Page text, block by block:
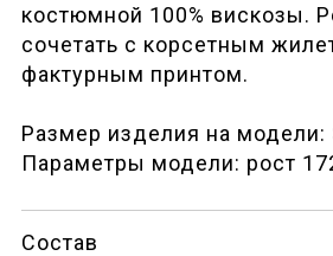
костюмной 100% вискозы.
сочетать с корсетным
фактурным принтом.
Размер изделия на модели:
Параметры модели: рост
Состав